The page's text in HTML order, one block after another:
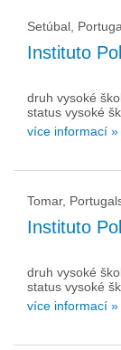
Setúbal,
Instituto
druh vysoké
status vysoké
více informací »
Tomar,
Instituto
druh vysoké
status vysoké
více informací »